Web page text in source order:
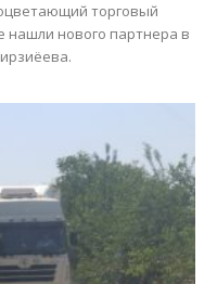
торговый
нашли нового партнера в